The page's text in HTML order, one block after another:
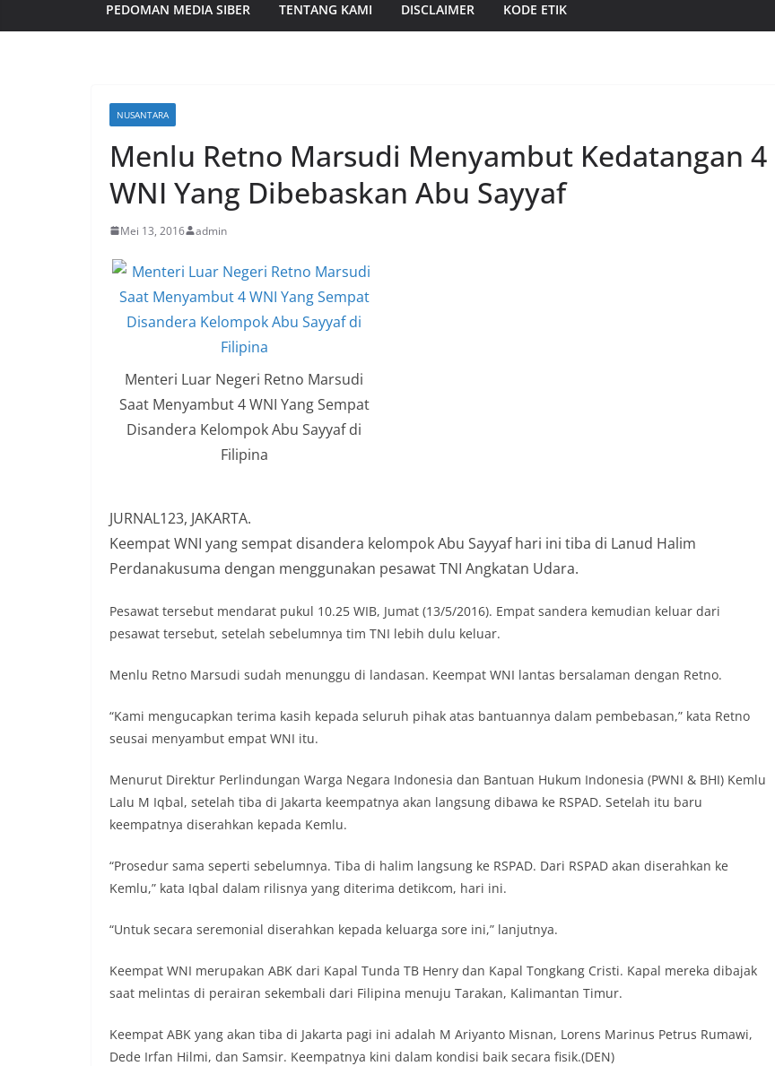
PEDOMAN MEDIA SIBER TENTANG KAMI DISCLAIMER KODE ETIK
NUSANTARA
Menlu Retno Marsudi Menyambut Kedatangan 4
WNI Yang Dibebaskan Abu Sayyaf
Mei 13, 2016 admin
Menteri Luar Negeri Retno Marsudi
Saat Menyambut 4 WNI Yang Sempat
Disandera Kelompok Abu Sayyaf di
Filipina
JURNAL123, JAKARTA.
Keempat WNI yang sempat disandera kelompok Abu Sayyaf hari ini tiba di Lanud Halim
Perdanakusuma dengan menggunakan pesawat TNI Angkatan Udara.
Pesawat tersebut mendarat pukul 10.25 WIB, Jumat (13/5/2016). Empat sandera kemudian keluar dari
pesawat tersebut, setelah sebelumnya tim TNI lebih dulu keluar.
Menlu Retno Marsudi sudah menunggu di landasan. Keempat WNI lantas bersalaman dengan Retno.
“Kami mengucapkan terima kasih kepada seluruh pihak atas bantuannya dalam pembebasan,” kata Retno
seusai menyambut empat WNI itu.
Menurut Direktur Perlindungan Warga Negara Indonesia dan Bantuan Hukum Indonesia (PWNI & BHI) Kemlu
Lalu M Iqbal, setelah tiba di Jakarta keempatnya akan langsung dibawa ke RSPAD. Setelah itu baru
keempatnya diserahkan kepada Kemlu.
“Prosedur sama seperti sebelumnya. Tiba di halim langsung ke RSPAD. Dari RSPAD akan diserahkan ke
Kemlu,” kata Iqbal dalam rilisnya yang diterima detikcom, hari ini.
“Untuk secara seremonial diserahkan kepada keluarga sore ini,” lanjutnya.
Keempat WNI merupakan ABK dari Kapal Tunda TB Henry dan Kapal Tongkang Cristi. Kapal mereka dibajak
saat melintas di perairan sekembali dari Filipina menuju Tarakan, Kalimantan Timur.
Keempat ABK yang akan tiba di Jakarta pagi ini adalah M Ariyanto Misnan, Lorens Marinus Petrus Rumawi,
Dede Irfan Hilmi, dan Samsir. Keempatnya kini dalam kondisi baik secara fisik.(DEN)